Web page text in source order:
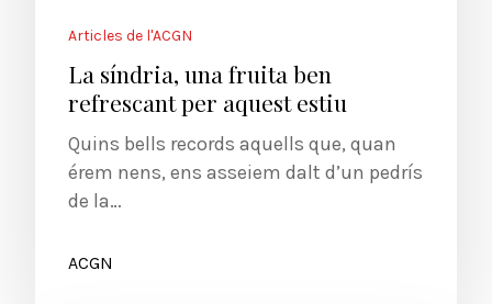
Articles de l'ACGN
La síndria, una fruita ben
refrescant per aquest estiu
Quins bells records aquells que, quan
érem nens, ens asseiem dalt d’un pedrís
de la…
ACGN